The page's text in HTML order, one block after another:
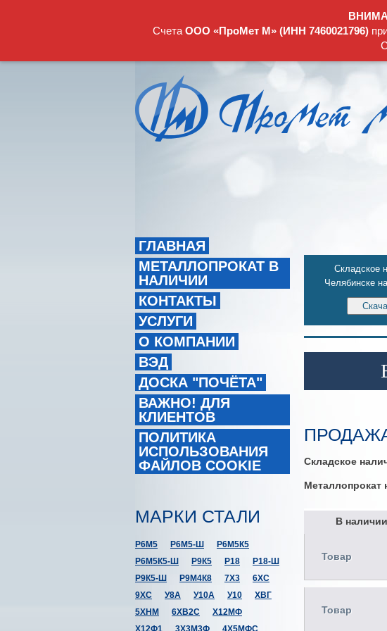
Счета ООО «ПроМет М» (ИНН 7460021796)
Складское
Челябинске
Складское
Металлопрокат
В наличии
Товар
Товар
ГЛАВНАЯ
МЕТАЛЛОПРОКАТ В
НАЛИЧИИ
КОНТАКТЫ
УСЛУГИ
О КОМПАНИИ
ВЭД
ДОСКА "ПОЧЁТА"
ВАЖНО! ДЛЯ
КЛИЕНТОВ
ПОЛИТИКА
ИСПОЛЬЗОВАНИЯ
ФАЙЛОВ COOKIE
МАРКИ СТАЛИ
Р6М5 Р6М5-Ш
Р6М5К5
Р6М5К5-Ш
Р9К5 Р18
Р18-Ш
Р9К5-Ш
Р9М4К8 7Х3
6ХС
9ХС
У8А У10А У10
ХВГ
5ХНМ
6ХВ2С
Х12МФ
Х12Ф1
3Х3М3Ф 4Х5МФС